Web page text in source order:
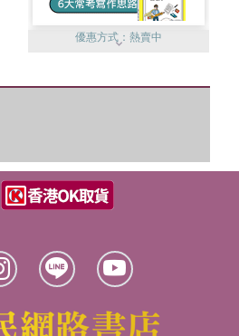
優惠方式： 熱賣中
優惠方式：單79雙75